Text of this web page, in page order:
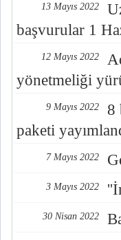
13 Mayıs 2022
başvurular 1
12 Mayıs 2022
yönetmeliği
9 Mayıs 2022
8
paketi
7 Mayıs 2022
3 Mayıs 2022
30 Nisan 2022